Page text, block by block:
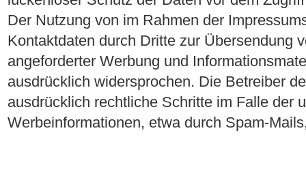
Der Nutzung von im Rahmen der
Kontaktdaten durch Dritte zur Übersendung
angeforderter Werbung und
ausdrücklich widersprochen. Die Betreiber
ausdrücklich rechtliche Schritte im Falle der
Werbeinformationen, etwa durch Spam-